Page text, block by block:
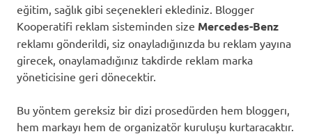
eğitim, sağlık gibi seçenekleri eklediniz. Blogger
Kooperatifi reklam sisteminden size Mercedes-Benz
reklamı gönderildi, siz onayladığınızda bu reklam yayına
girecek, onaylamadığınız takdirde reklam marka
yöneticisine geri dönecektir.
Bu yöntem gereksiz bir dizi prosedürden hem bloggerı,
hem markayı hem de organizatör kuruluşu kurtaracaktır.